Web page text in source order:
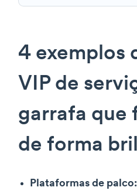
4 exemplos
VIP de
garrafa que
de forma
Plataformas de palco: